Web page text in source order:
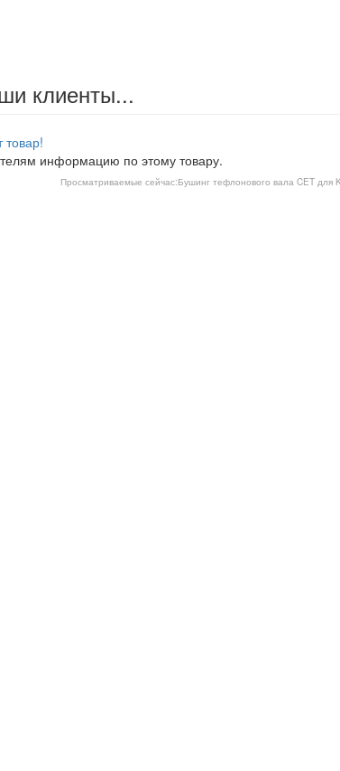
клиенты...
товар!
информацию по этому товару.
Просматриваемые сейчас:Бушинг тефлонового вала CET для